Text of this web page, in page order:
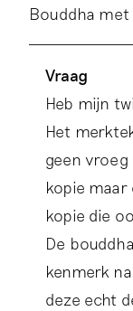
Bouddha
Vraag
Heb mijn
Het
geen vroeg
kopie
kopie die
De
kenmerk
deze echt